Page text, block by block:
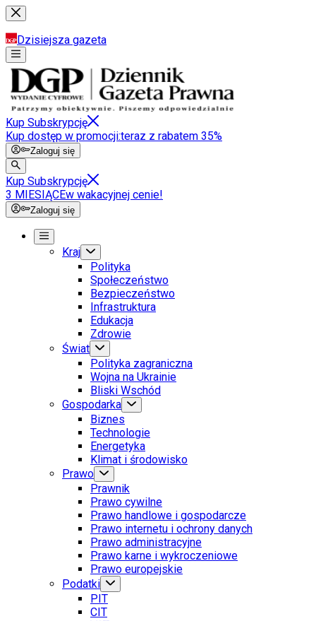
Dzisiejsza gazeta
Kup Subskrypcję
Kup dostęp w promocji:teraz z rabatem 35%
Zaloguj się
Kup Subskrypcję
3 MIESIĄCEw wakacyjnej cenie!
Zaloguj się
Kraj
Polityka
Społeczeństwo
Bezpieczeństwo
Infrastruktura
Edukacja
Zdrowie
Świat
Polityka zagraniczna
Wojna na Ukrainie
Bliski Wschód
Gospodarka
Biznes
Technologie
Energetyka
Klimat i środowisko
Prawo
Prawnik
Prawo cywilne
Prawo handlowe i gospodarcze
Prawo internetu i ochrony danych
Prawo administracyjne
Prawo karne i wykroczeniowe
Prawo europejskie
Podatki
PIT
CIT